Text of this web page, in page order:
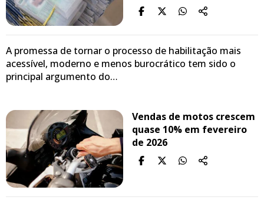
A promessa de tornar o processo de habilitação mais
acessível, moderno e menos burocrático tem sido o
principal argumento do…
Vendas de motos crescem
quase 10% em fevereiro
de 2026